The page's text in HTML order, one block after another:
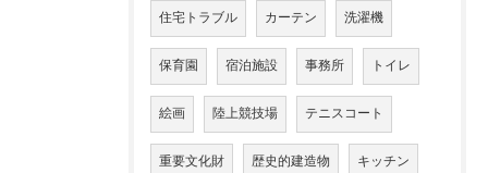
住宅トラブル カーテン 洗濯機
保育園 宿泊施設 事務所 トイレ
絵画 陸上競技場 テニスコート
重要文化財 歴史的建造物 キッチン